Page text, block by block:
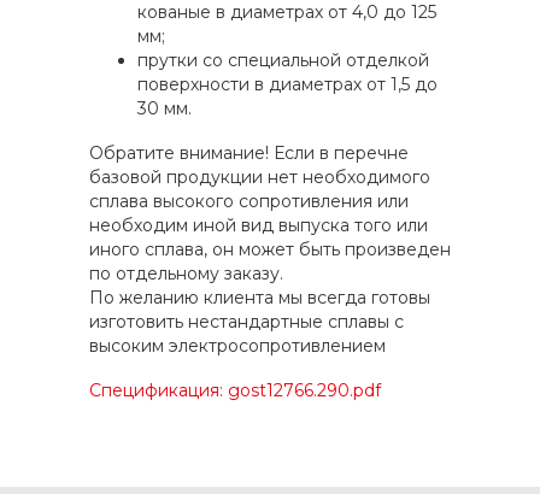
кованые в диаметрах от 4,0 до 125
мм;
прутки со специальной отделкой
поверхности в диаметрах от 1,5 до
30 мм.
Обратите внимание! Если в перечне
базовой продукции нет необходимого
сплава высокого сопротивления или
необходим иной вид выпуска того или
иного сплава, он может быть произведен
по отдельному заказу.
По желанию клиента мы всегда готовы
изготовить нестандартные сплавы с
высоким электросопротивлением
Спецификация: gost12766.290.pdf